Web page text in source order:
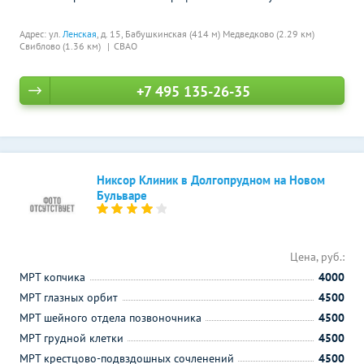
Адрес: ул. Ленская, д. 15, Бабушкинская (414 м) Медведково (2.29 км)
Свиблово (1.36 км)
СВАО
+7 495 135-26-35
Никсор Клиник в Долгопрудном на Новом
Бульваре
Цена, руб.:
МРТ копчика
4000
МРТ глазных орбит
4500
МРТ шейного отдела позвоночника
4500
МРТ грудной клетки
4500
МРТ крестцово-подвздошных сочленений
4500